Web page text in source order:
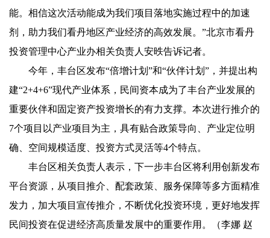
能。相信这次活动能成为我们项目落地实施过程中的加速
剂，助力我们看丹地区产业经济的高效发展。”北京市看丹
投资管理中心产业办相关负责人安昳告诉记者。
今年，丰台区发布“倍增计划”和“伙伴计划”，并提出构
建“2+4+6”现代产业体系，民间资本成为了丰台产业发展的
重要伙伴和固定资产投资增长的有力支撑。本次进行推介的
7个项目以产业项目为主，具有贴合政策导向、产业定位明
确、空间规模适度、投资方式灵活等4个特点。
丰台区相关负责人表示，下一步丰台区将利用创新发布
平台资源，从项目推介、配套政策、服务保障等多方面精准
发力，加大项目宣传推介，不断优化投资环境，更好地发挥
民间投资在促进经济高质量发展中的重要作用。（李娜 赵